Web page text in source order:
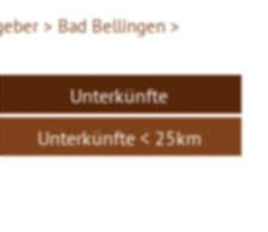
> Bad Bellingen >
Unterkünfte
Unterkünfte < 25km